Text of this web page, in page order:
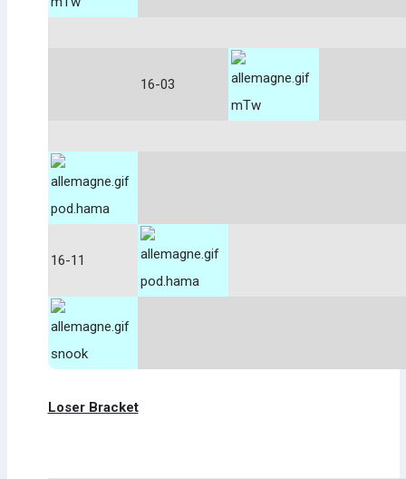
16-03
mTw
pod.hama
16-11
pod.hama
snook
Loser Bracket